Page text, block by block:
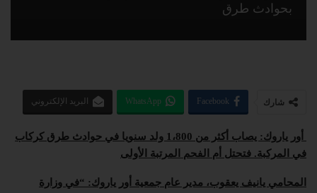
بحوادث طرق
شارك Facebook
WhatsApp البريد الإلكتروني
أور ياروك: يصاب أكثر من 1،800 ولد سنويا في حوادث طرق كركاب
في المركبة. فتحتل أم الفحم المرتبة الأولى
المحامي يانيف يعقوب، مدير عام جمعية أور ياروك: “في وزارة